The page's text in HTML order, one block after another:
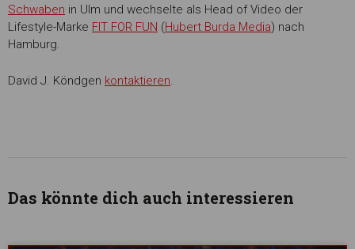
Schwaben in Ulm und wechselte als Head of Video der
Lifestyle-Marke FIT FOR FUN (Hubert Burda Media) nach
Hamburg.
David J. Köndgen kontaktieren.
Das könnte dich auch interessieren